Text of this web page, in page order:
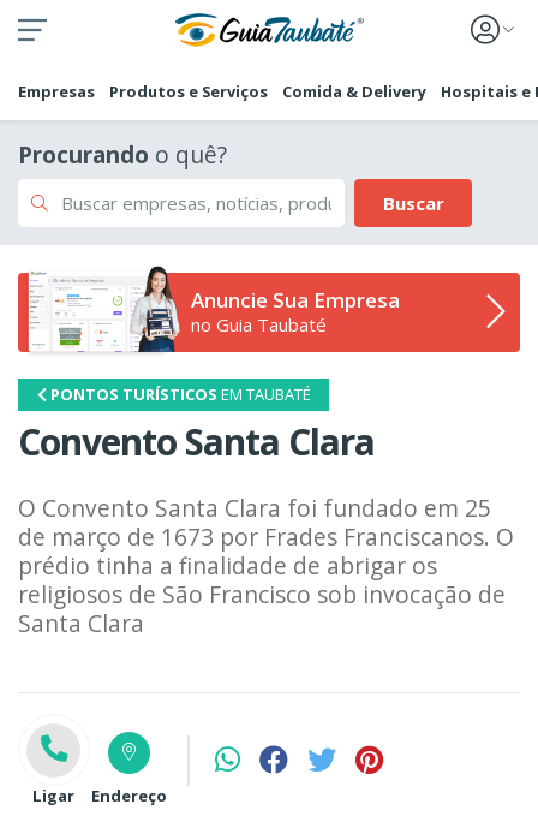
Empresas Produtos e Serviços Comida & Delivery Hospitais e
Procurando o quê?
Buscar
Anuncie Sua Empresa
no Guia Taubaté
PONTOS TURÍSTICOS EM TAUBATÉ
Convento Santa Clara
O Convento Santa Clara foi fundado em 25
de março de 1673 por Frades Franciscanos. O
prédio tinha a finalidade de abrigar os
religiosos de São Francisco sob invocação de
Santa Clara
Ligar Endereço